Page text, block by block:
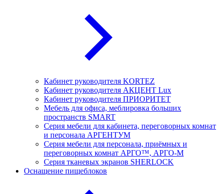
Кабинет руководителя KORTEZ
Кабинет руководителя АКЦЕНТ Lux
Кабинет руководителя ПРИОРИТЕТ
Мебель для офиса, меблировка больших
пространств SMART
Серия мебели для кабинета, переговорных комнат
и персонала АРГЕНТУМ
Серия мебели для персонала, приёмных и
переговорных комнат АРГО™, АРГО-М
Серия тканевых экранов SHERLOCK
Оснащение пищеблоков